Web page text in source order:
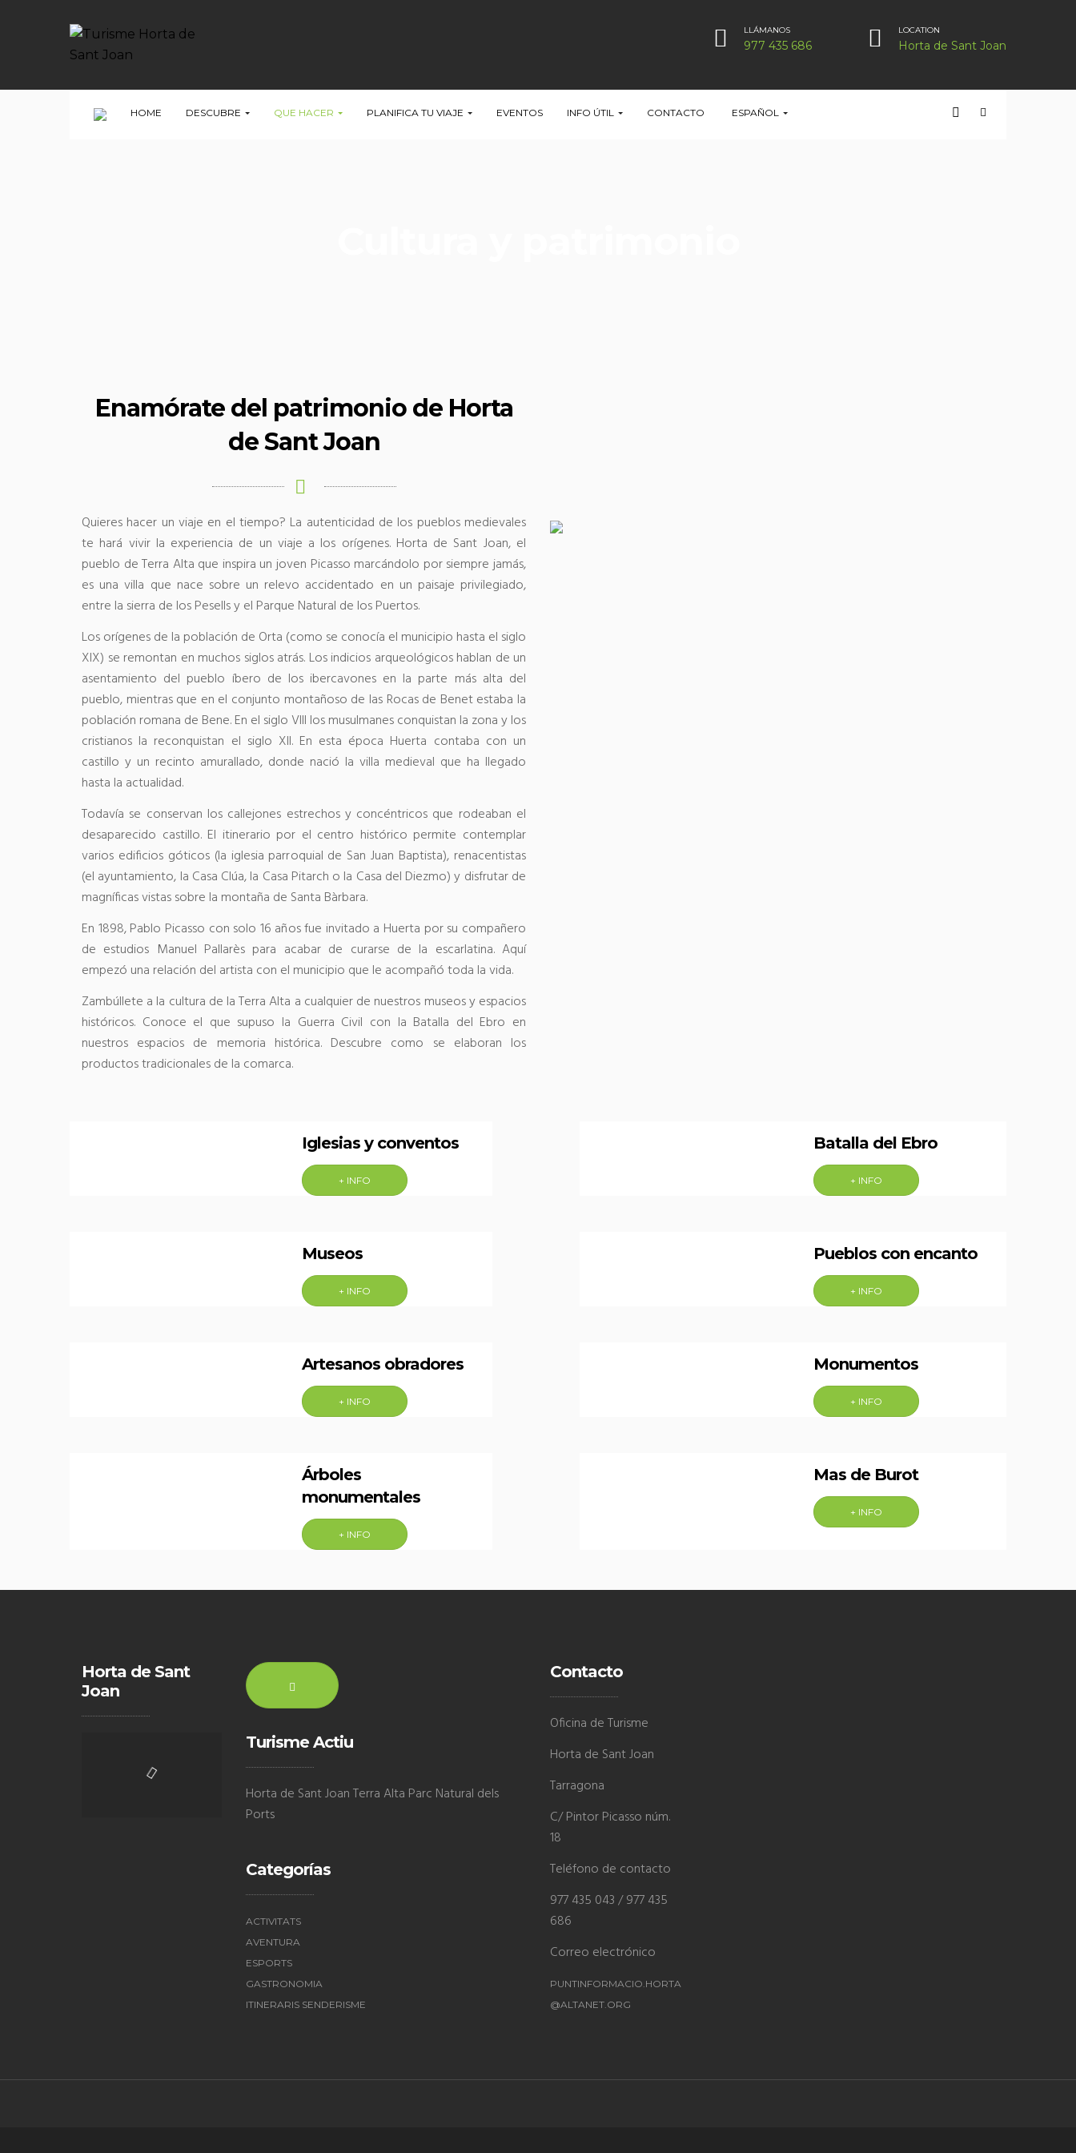
LLÁMANOS
977 435 686
LOCATION
Horta de Sant Joan
HOME DESCUBRE QUE HACER PLANIFICA TU VIAJE EVENTOS INFO ÚTIL CONTACTO ESPAÑOL
Enamórate del patrimonio de Horta
de Sant Joan
Quieres hacer un viaje en el tiempo? La autenticidad de los pueblos medievales
te hará vivir la experiencia de un viaje a los orígenes. Horta de Sant Joan, el
pueblo de Terra Alta que inspira un joven Picasso marcándolo por siempre jamás,
es una villa que nace sobre un relevo accidentado en un paisaje privilegiado,
entre la sierra de los Pesells y el Parque Natural de los Puertos.
Los orígenes de la población de Orta (como se conocía el municipio hasta el siglo
XIX) se remontan en muchos siglos atrás. Los indicios arqueológicos hablan de un
asentamiento del pueblo íbero de los ibercavones en la parte más alta del
pueblo, mientras que en el conjunto montañoso de las Rocas de Benet estaba la
población romana de Bene. En el siglo VIII los musulmanes conquistan la zona y los
cristianos la reconquistan el siglo XII. En esta época Huerta contaba con un
castillo y un recinto amurallado, donde nació la villa medieval que ha llegado
hasta la actualidad.
Todavía se conservan los callejones estrechos y concéntricos que rodeaban el
desaparecido castillo. El itinerario por el centro histórico permite contemplar
varios edificios góticos (la iglesia parroquial de San Juan Baptista), renacentistas
(el ayuntamiento, la Casa Clúa, la Casa Pitarch o la Casa del Diezmo) y disfrutar de
magníficas vistas sobre la montaña de Santa Bàrbara.
En 1898, Pablo Picasso con solo 16 años fue invitado a Huerta por su compañero
de estudios Manuel Pallarès para acabar de curarse de la escarlatina. Aquí
empezó una relación del artista con el municipio que le acompañó toda la vida.
Zambúllete a la cultura de la Terra Alta a cualquier de nuestros museos y espacios
históricos. Conoce el que supuso la Guerra Civil con la Batalla del Ebro en
nuestros espacios de memoria histórica. Descubre como se elaboran los
productos tradicionales de la comarca.
Iglesias y conventos
+ INFO
Batalla del Ebro
+ INFO
Museos
+ INFO
Pueblos con encanto
+ INFO
Artesanos obradores
+ INFO
Monumentos
+ INFO
Árboles
monumentales
+ INFO
Mas de Burot
+ INFO
Horta de Sant
Joan
Turisme Actiu
Horta de Sant Joan Terra Alta Parc Natural dels
Ports
Categorías
ACTIVITATS
AVENTURA
ESPORTS
GASTRONOMIA
ITINERARIS SENDERISME
Contacto
Oficina de Turisme
Horta de Sant Joan
Tarragona
C/ Pintor Picasso núm.
18
Teléfono de contacto
977 435 043 / 977 435
686
Correo electrónico
PUNTINFORMACIO.HORTA
@ALTANET.ORG